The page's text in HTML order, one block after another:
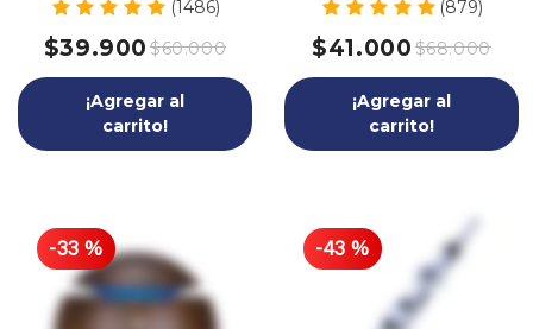
(1486)
$39.900 $60.000
¡Agregar al
carrito!
(879)
$41.000 $68.000
¡Agregar al
carrito!
-33 % -43 %